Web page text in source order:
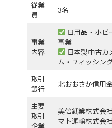
従業
員
3名
事業
内容
日用品・ホビ
事業
日本製中古カ
ム・フィッシン
取引
銀行
北おおさか信用
主要
取引
企業
美倍紙業株式会
マト運輸株式会社